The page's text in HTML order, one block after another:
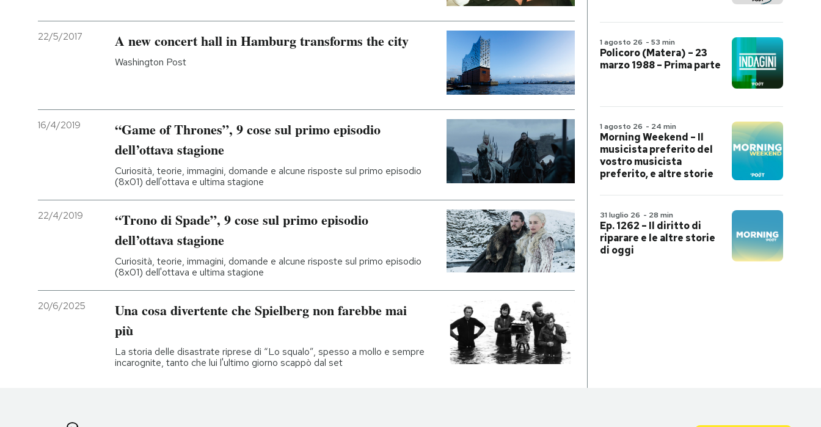
22/5/2017 A new concert hall in Hamburg transforms the city
Washington Post
16/4/2019
“Game of Thrones”, 9 cose sul primo episodio
dell’ottava stagione
Curiosità, teorie, immagini, domande e alcune risposte sul primo episodio
(8x01) dell'ottava e ultima stagione
22/4/2019
“Trono di Spade”, 9 cose sul primo episodio
dell’ottava stagione
Curiosità, teorie, immagini, domande e alcune risposte sul primo episodio
(8x01) dell'ottava e ultima stagione
20/6/2025
Una cosa divertente che Spielberg non farebbe mai
più
La storia delle disastrate riprese di “Lo squalo”, spesso a mollo e sempre
incarognite, tanto che lui l'ultimo giorno scappò dal set
1 agosto 26 - 53 min
Policoro (Matera) – 23
marzo 1988 – Prima parte
1 agosto 26 - 24 min
Morning Weekend – Il
musicista preferito del
vostro musicista
preferito, e altre storie
31 luglio 26 - 28 min
Ep. 1262 – Il diritto di
riparare e le altre storie
di oggi